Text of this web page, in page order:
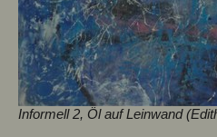
Informell 2, Öl auf Leinwand